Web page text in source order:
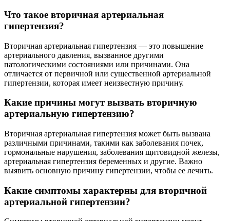
Что такое вторичная артериальная
гипертензия?
Вторичная артериальная гипертензия — это повышение
артериального давления, вызванное другими
патологическими состояниями или причинами. Она
отличается от первичной или существенной артериальной
гипертензии, которая имеет неизвестную причину.
Какие причины могут вызвать вторичную
артериальную гипертензию?
Вторичная артериальная гипертензия может быть вызвана
различными причинами, такими как заболевания почек,
гормональные нарушения, заболевания щитовидной железы,
артериальная гипертензия беременных и другие. Важно
выявить основную причину гипертензии, чтобы ее лечить.
Какие симптомы характерны для вторичной
артериальной гипертензии?